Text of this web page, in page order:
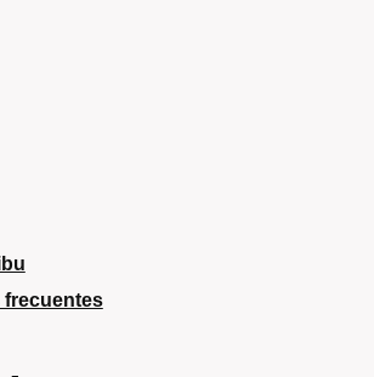
frecuentes